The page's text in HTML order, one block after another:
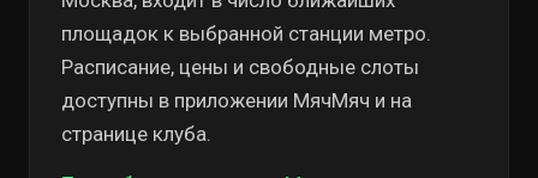
площадок к выбранной станции метро.
Расписание, цены и свободные слоты
доступны в приложении МячМяч и на
странице клуба.